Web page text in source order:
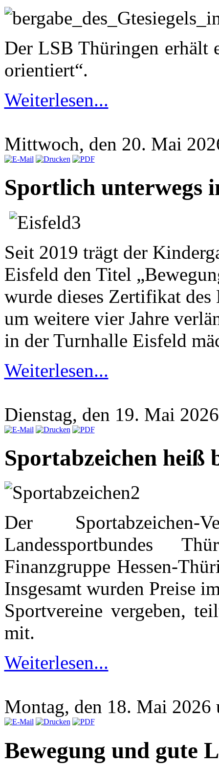
Der LSB Thüringen erhält
orientiert“.
Weiterlesen...
Mittwoch, den 20. Mai
Sportlich unterwegs
Seit 2019 trägt der
Eisfeld den Titel
wurde dieses Zertifikat
um weitere vier Jahre
in der Turnhalle Eisfeld
Weiterlesen...
Dienstag, den 19. Mai
Sportabzeichen heiß
Der Sportabzeichen-
Landessportbundes
Finanzgruppe Hessen-
Insgesamt wurden Preise
Sportvereine vergeben,
mit.
Weiterlesen...
Montag, den 18. Mai
Bewegung und gute